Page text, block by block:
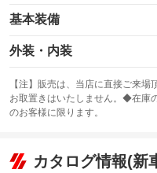
基本装備
エアバッグ：運転席/助手席/
：装備あり
：装備なし
サンルーフ
：装備なし
リフトアップ
：装備なし
外装・内装
カーナビ：メモリーナビ他
：装備あり
TV：フルセグ
：装備あり
ビジュアル
：装備なし
【注】販売は、当店に直接ご来
お取置きはいたしません。◆在庫
のお客様に限ります。
カタログ情報(新